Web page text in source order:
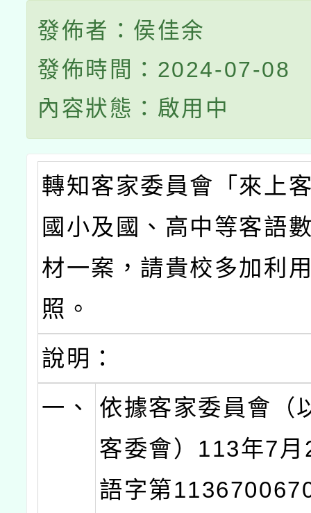
發佈者：侯佳余
發佈時間：2024-07-08
內容狀態：啟用中
轉知客家委員會「來上
國小及國、高中等客語
材一案，請貴校多加利
照。
說明：
一、
依據客家委員會（
客委會）113年7
語字第